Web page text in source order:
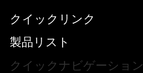
クイックリンク
製品リスト
クイックナビゲーション